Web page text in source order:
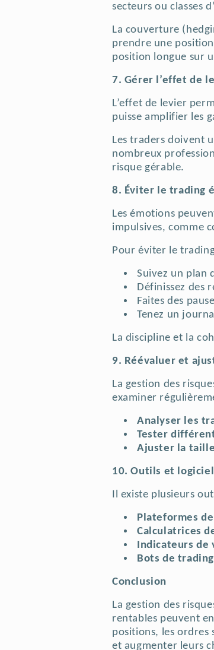
secteurs ou classes
La couverture
prendre une
position longue sur
7. Gérer l’effet de
L’effet de levier
puisse amplifier les
Les traders doivent
nombreux
risque gérable.
8. Éviter le trading
Les émotions
impulsives, comme
Pour éviter le
Suivez un plan
Définissez des
Faites des
Tenez un
La discipline et la
9. Réévaluer et
La gestion des
examiner
Analyser les
Tester
Ajuster la
10. Outils et
Il existe plusieurs
Plateformes
Calculatrices
Indicateurs
Bots de
Conclusion
La gestion des
rentables peuvent
positions, les ordres
et augmenter leurs